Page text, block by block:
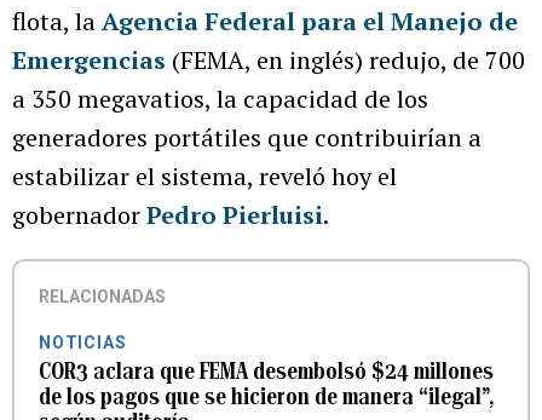
flota, laAgencia Federal para el Manejo de
Emergencias (FEMA, en inglés) redujo, de 700
a 350 megavatios, la capacidad de los
generadores portátiles que contribuirían a
estabilizar el sistema, reveló hoy el
gobernadorPedro Pierluisi.
RELACIONADAS
NOTICIAS
COR3 aclara que FEMA desembolsó $24 millones
de los pagos que se hicieron de manera “ilegal”,